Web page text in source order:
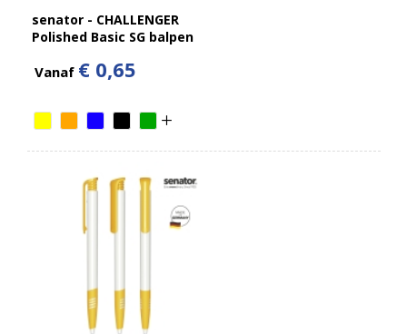
senator - CHALLENGER
Polished Basic SG balpen
Vanaf € 0,65